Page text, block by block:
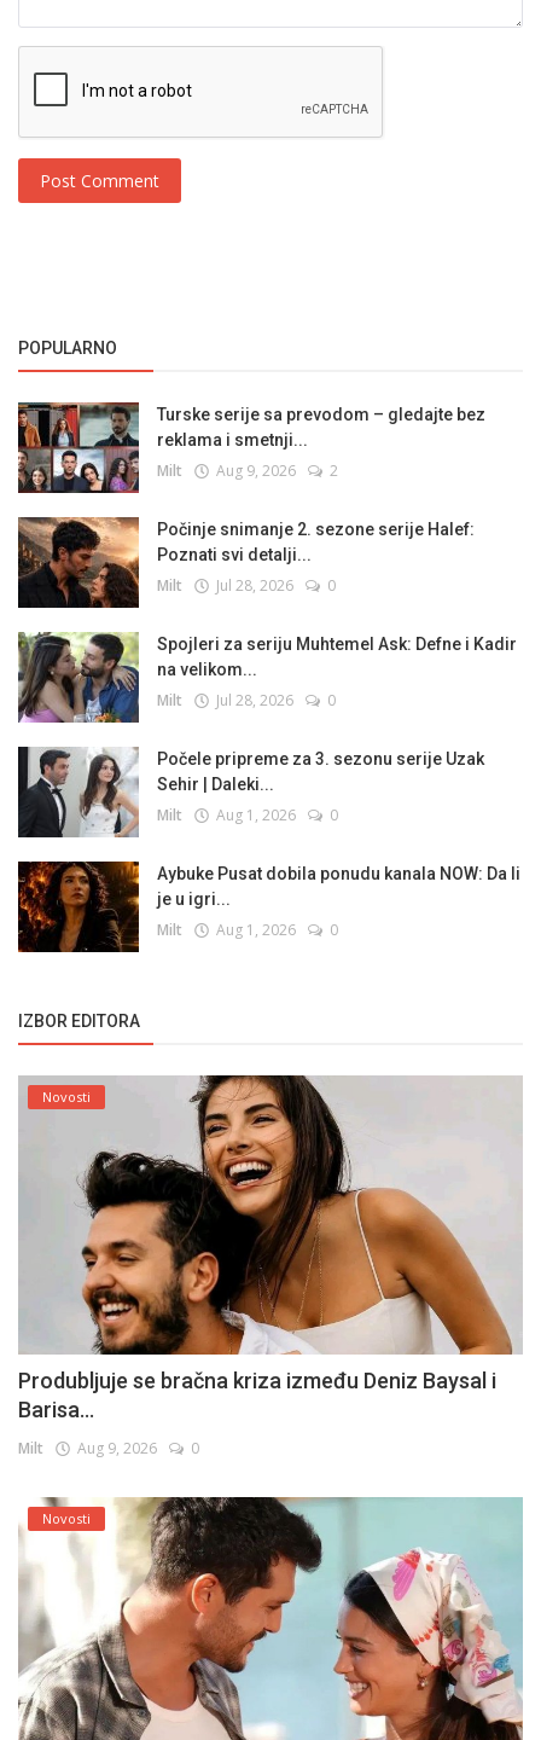
Post Comment
POPULARNO
Turske serije sa prevodom – gledajte bez
reklama i smetnji...
Milt Aug 9, 2026 2
Počinje snimanje 2. sezone serije Halef:
Poznati svi detalji...
Milt Jul 28, 2026 0
Spojleri za seriju Muhtemel Ask: Defne i Kadir
na velikom...
Milt Jul 28, 2026 0
Počele pripreme za 3. sezonu serije Uzak
Sehir | Daleki...
Milt Aug 1, 2026 0
Aybuke Pusat dobila ponudu kanala NOW: Da li
je u igri...
Milt Aug 1, 2026 0
IZBOR EDITORA
Novosti
Produbljuje se bračna kriza između Deniz Baysal i
Barisa...
Milt Aug 9, 2026 0
Novosti